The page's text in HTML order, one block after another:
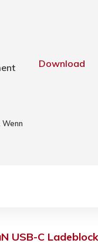
Download
USB-C Ladeblock